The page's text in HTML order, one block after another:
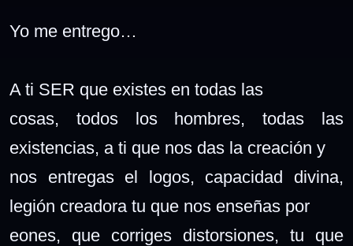
Yo me entrego…
A ti SER que existes en todas las
cosas, todos los hombres, todas las
existencias, a ti que nos das la creación y
nos entregas el logos, capacidad divina,
legión creadora tu que nos enseñas por
eones, que corriges distorsiones, tu que